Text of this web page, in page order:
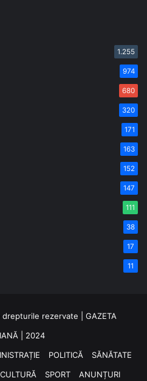
1.255
974
680
320
171
163
152
147
111
38
17
11
rezervate | GAZETA
| 2024
POLITICĂ
SĂNĂTATE
CULTURĂ SPORT ANUNȚURI